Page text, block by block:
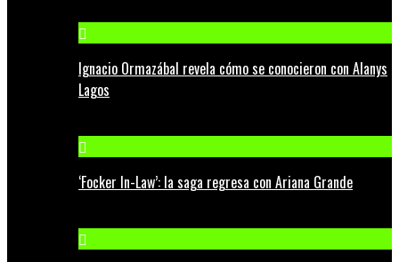
Ignacio Ormazábal revela cómo se conocieron con Alanys
Lagos
‘Focker In-Law’: la saga regresa con Ariana Grande